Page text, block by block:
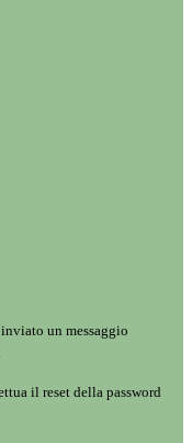
un messaggio
il reset della password